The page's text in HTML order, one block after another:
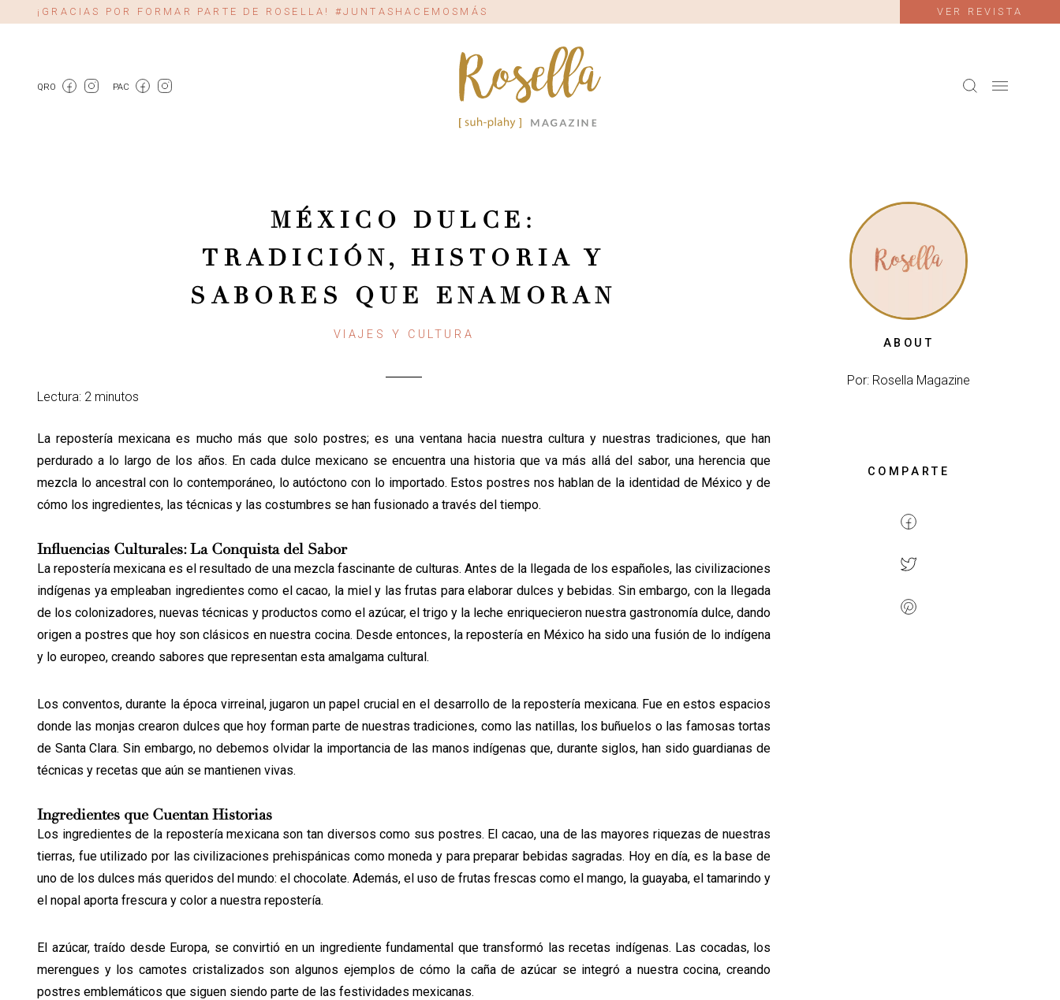
¡GRACIAS POR FORMAR PARTE DE ROSELLA! #JUNTASHACEMOSMÁS VER REVISTA
QRO PAC
MÉXICO DULCE:
TRADICIÓN, HISTORIA Y
SABORES QUE ENAMORAN
VIAJES Y CULTURA
Lectura: 2 minutos
La repostería mexicana es mucho más que solo postres; es una ventana hacia nuestra cultura y nuestras tradiciones, que han
perdurado a lo largo de los años. En cada dulce mexicano se encuentra una historia que va más allá del sabor, una herencia que
mezcla lo ancestral con lo contemporáneo, lo autóctono con lo importado. Estos postres nos hablan de la identidad de México y de
cómo los ingredientes, las técnicas y las costumbres se han fusionado a través del tiempo.
Influencias Culturales: La Conquista del Sabor
La repostería mexicana es el resultado de una mezcla fascinante de culturas. Antes de la llegada de los españoles, las civilizaciones
indígenas ya empleaban ingredientes como el cacao, la miel y las frutas para elaborar dulces y bebidas. Sin embargo, con la llegada
de los colonizadores, nuevas técnicas y productos como el azúcar, el trigo y la leche enriquecieron nuestra gastronomía dulce, dando
origen a postres que hoy son clásicos en nuestra cocina. Desde entonces, la repostería en México ha sido una fusión de lo indígena
y lo europeo, creando sabores que representan esta amalgama cultural.
Los conventos, durante la época virreinal, jugaron un papel crucial en el desarrollo de la repostería mexicana. Fue en estos espacios
donde las monjas crearon dulces que hoy forman parte de nuestras tradiciones, como las natillas, los buñuelos o las famosas tortas
de Santa Clara. Sin embargo, no debemos olvidar la importancia de las manos indígenas que, durante siglos, han sido guardianas de
técnicas y recetas que aún se mantienen vivas.
Ingredientes que Cuentan Historias
Los ingredientes de la repostería mexicana son tan diversos como sus postres. El cacao, una de las mayores riquezas de nuestras
tierras, fue utilizado por las civilizaciones prehispánicas como moneda y para preparar bebidas sagradas. Hoy en día, es la base de
uno de los dulces más queridos del mundo: el chocolate. Además, el uso de frutas frescas como el mango, la guayaba, el tamarindo y
el nopal aporta frescura y color a nuestra repostería.
El azúcar, traído desde Europa, se convirtió en un ingrediente fundamental que transformó las recetas indígenas. Las cocadas, los
merengues y los camotes cristalizados son algunos ejemplos de cómo la caña de azúcar se integró a nuestra cocina, creando
postres emblemáticos que siguen siendo parte de las festividades mexicanas.
ABOUT
Por: Rosella Magazine
COMPARTE